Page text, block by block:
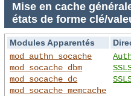
Mise en cache
états de forme clé/
Modules Apparentés
mod_authn_socache
mod_socache_dbm
mod_socache_dc
mod_socache_memcache